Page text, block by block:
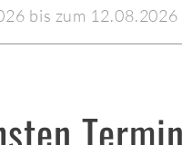
bis zum